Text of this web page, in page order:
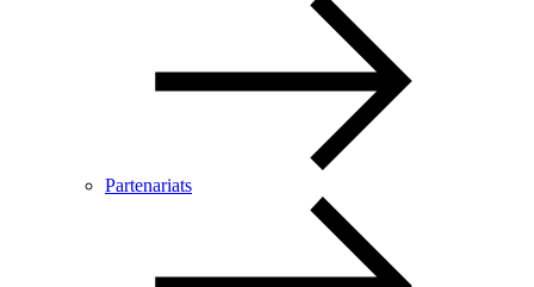
Partenariats